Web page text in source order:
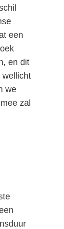
een
en dit
wellicht
we
zal